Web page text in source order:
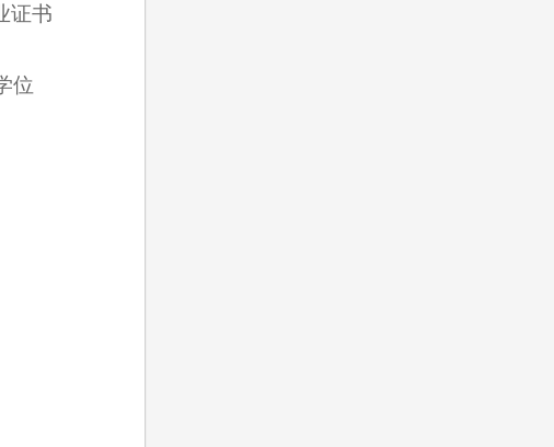
证书
位